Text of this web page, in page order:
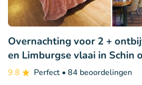
Overnachting voor 2 +
en Limburgse vlaai in Schin
9.8 Perfect • 84 beoordelingen